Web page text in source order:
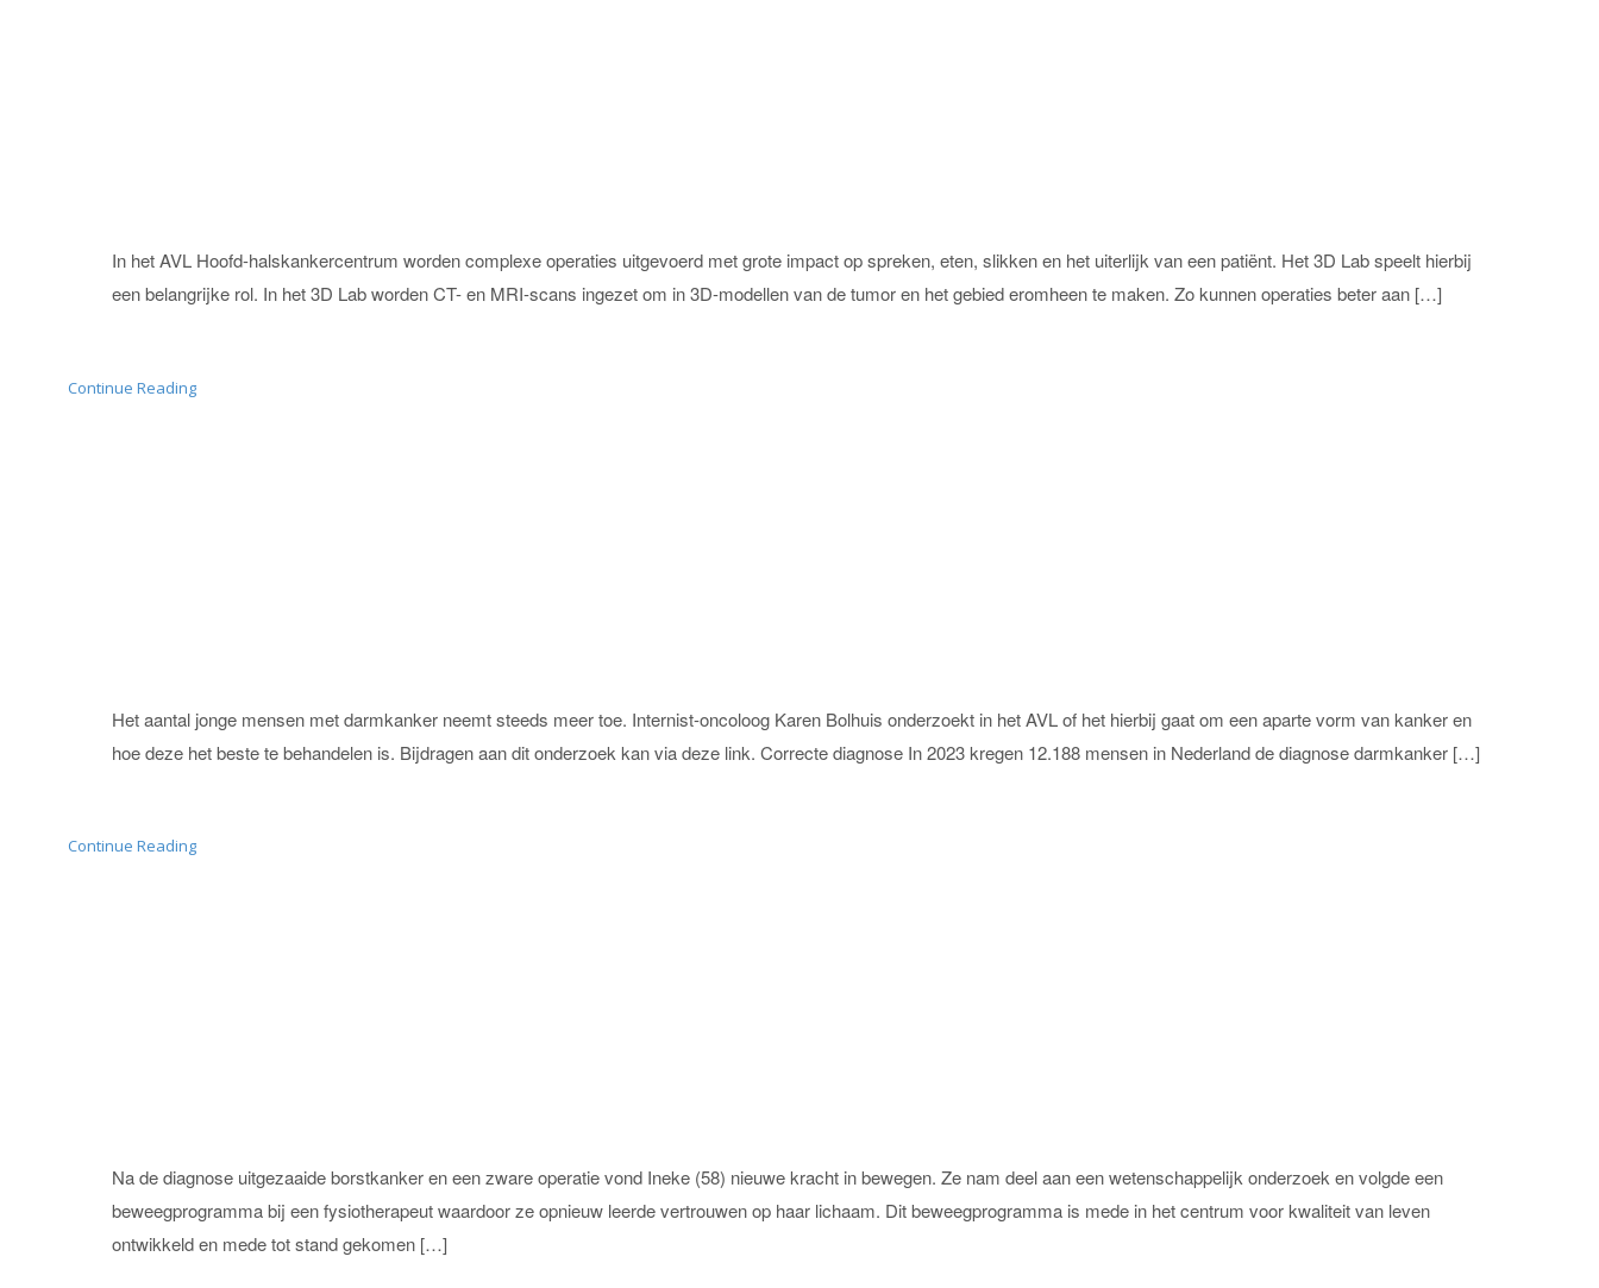
In het AVL Hoofd-halskankercentrum worden complexe operaties uitgevoerd met grote impact op spreken, eten, slikken en het uiterlijk van een patiënt. Het 3D Lab speelt hierbij
een belangrijke rol. In het 3D Lab worden CT- en MRI-scans ingezet om in 3D-modellen van de tumor en het gebied eromheen te maken. Zo kunnen operaties beter aan […]
Continue Reading
Het aantal jonge mensen met darmkanker neemt steeds meer toe. Internist-oncoloog Karen Bolhuis onderzoekt in het AVL of het hierbij gaat om een aparte vorm van kanker en
hoe deze het beste te behandelen is. Bijdragen aan dit onderzoek kan via deze link. Correcte diagnose In 2023 kregen 12.188 mensen in Nederland de diagnose darmkanker […]
Continue Reading
Na de diagnose uitgezaaide borstkanker en een zware operatie vond Ineke (58) nieuwe kracht in bewegen. Ze nam deel aan een wetenschappelijk onderzoek en volgde een
beweegprogramma bij een fysiotherapeut waardoor ze opnieuw leerde vertrouwen op haar lichaam. Dit beweegprogramma is mede in het centrum voor kwaliteit van leven
ontwikkeld en mede tot stand gekomen […]